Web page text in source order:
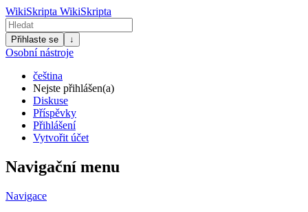
WikiSkripta WikiSkripta
Přihlaste se ↓
Osobní nástroje
čeština
Nejste přihlášen(a)
Diskuse
Příspěvky
Přihlášení
Vytvořit účet
Navigační menu
Navigace